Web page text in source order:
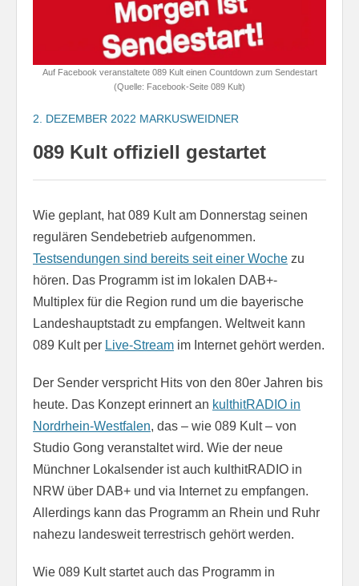
Auf Facebook veranstaltete 089 Kult einen Countdown zum Sendestart
(Quelle: Facebook-Seite 089 Kult)
2. DEZEMBER 2022 MARKUSWEIDNER
089 Kult offiziell gestartet
Wie geplant, hat 089 Kult am Donnerstag seinen
regulären Sendebetrieb aufgenommen.
Testsendungen sind bereits seit einer Woche zu
hören. Das Programm ist im lokalen DAB+-
Multiplex für die Region rund um die bayerische
Landeshauptstadt zu empfangen. Weltweit kann
089 Kult per Live-Stream im Internet gehört werden.
Der Sender verspricht Hits von den 80er Jahren bis
heute. Das Konzept erinnert an kulthitRADIO in
Nordrhein-Westfalen, das – wie 089 Kult – von
Studio Gong veranstaltet wird. Wie der neue
Münchner Lokalsender ist auch kulthitRADIO in
NRW über DAB+ und via Internet zu empfangen.
Allerdings kann das Programm an Rhein und Ruhr
nahezu landesweit terrestrisch gehört werden.
Wie 089 Kult startet auch das Programm in